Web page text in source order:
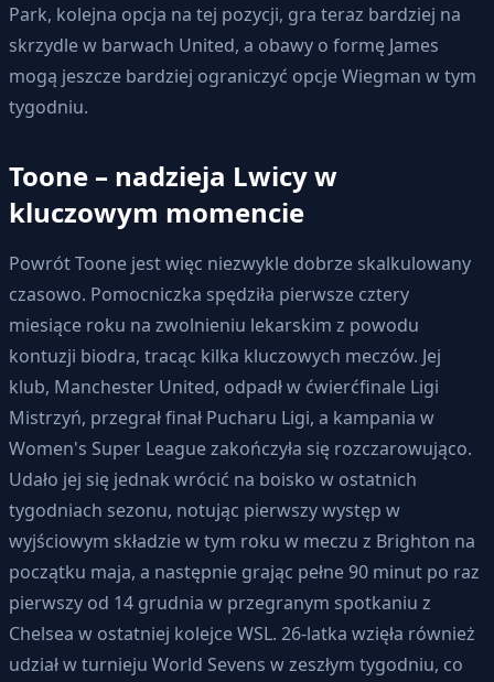
Park, kolejna opcja na tej pozycji, gra teraz bardziej na
skrzydle w barwach United, a obawy o formę James
mogą jeszcze bardziej ograniczyć opcje Wiegman w tym
tygodniu.
Toone – nadzieja Lwicy w
kluczowym momencie
Powrót Toone jest więc niezwykle dobrze skalkulowany
czasowo. Pomocniczka spędziła pierwsze cztery
miesiące roku na zwolnieniu lekarskim z powodu
kontuzji biodra, tracąc kilka kluczowych meczów. Jej
klub, Manchester United, odpadł w ćwierćfinale Ligi
Mistrzyń, przegrał finał Pucharu Ligi, a kampania w
Women's Super League zakończyła się rozczarowująco.
Udało jej się jednak wrócić na boisko w ostatnich
tygodniach sezonu, notując pierwszy występ w
wyjściowym składzie w tym roku w meczu z Brighton na
początku maja, a następnie grając pełne 90 minut po raz
pierwszy od 14 grudnia w przegranym spotkaniu z
Chelsea w ostatniej kolejce WSL. 26-latka wzięła również
udział w turnieju World Sevens w zeszłym tygodniu, co